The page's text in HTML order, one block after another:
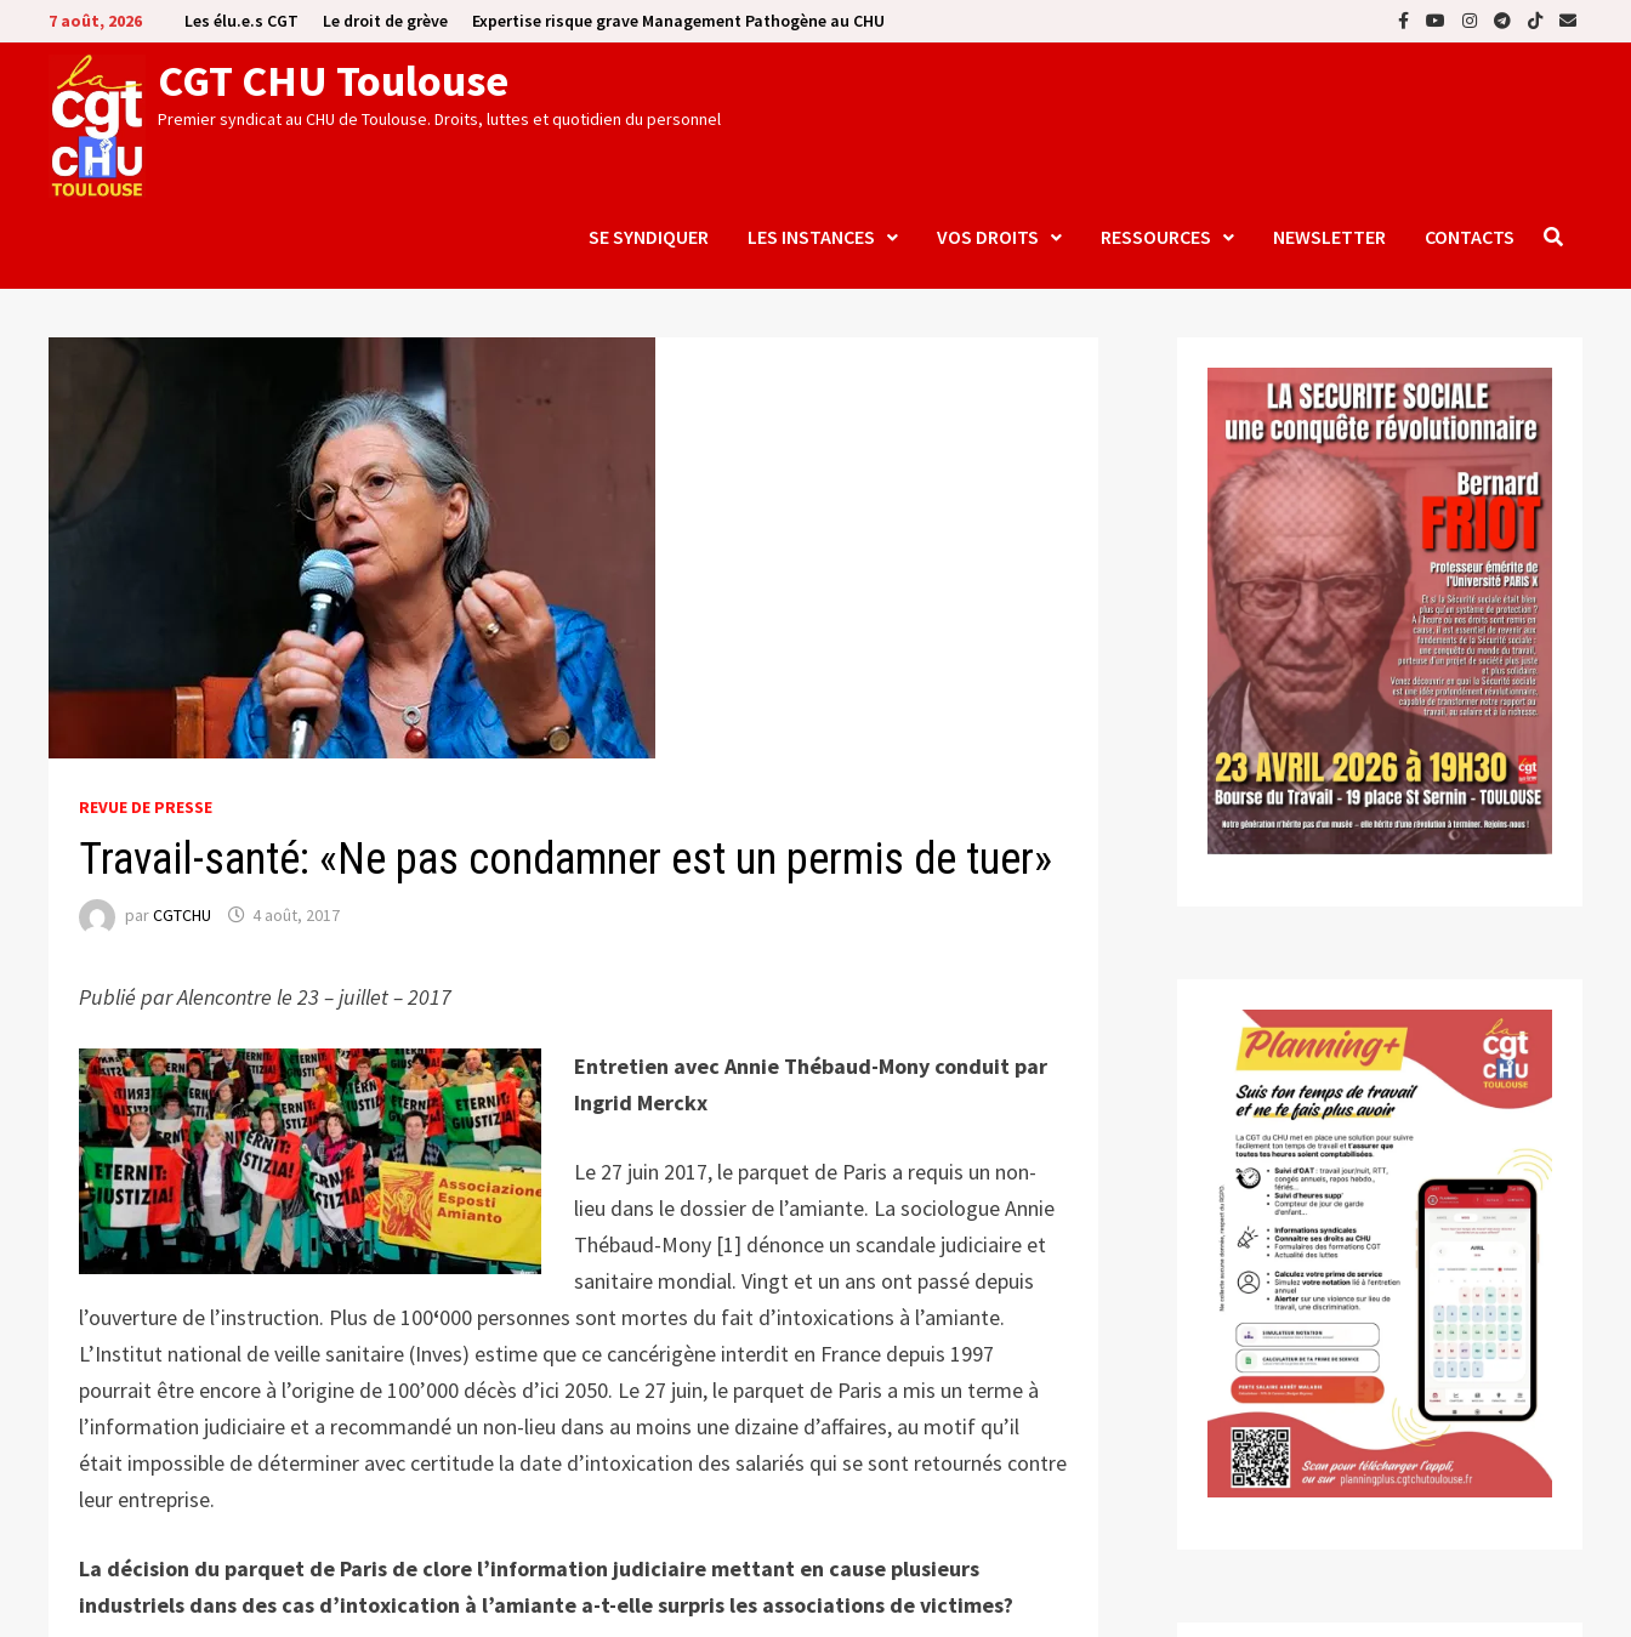
Passer
au
contenu
7 août, 2026 Les élu.e.s CGT Le droit de grève Expertise risque grave Management Pathogène au CHU
CGT CHU Toulouse
Premier syndicat au CHU de Toulouse. Droits, luttes et quotidien du personnel
SE SYNDIQUER LES INSTANCES VOS DROITS RESSOURCES NEWSLETTER CONTACTS
REVUE DE PRESSE
Travail-santé: «Ne pas condamner est un permis de tuer»
parCGTCHU 4 août, 2017
Publié par Alencontre le 23 – juillet – 2017
Entretien avec Annie Thébaud-Mony conduit par
Ingrid Merckx
Le 27 juin 2017, le parquet de Paris a requis un non-
lieu dans le dossier de l’amiante. La sociologue Annie
Thébaud-Mony [1] dénonce un scandale judiciaire et
sanitaire mondial. Vingt et un ans ont passé depuis
l’ouverture de l’instruction. Plus de 100‘000 personnes sont mortes du fait d’intoxications à l’amiante.
L’Institut national de veille sanitaire (Inves) estime que ce cancérigène interdit en France depuis 1997
pourrait être encore à l’origine de 100’000 décès d’ici 2050. Le 27 juin, le parquet de Paris a mis un terme à
l’information judiciaire et a recommandé un non-lieu dans au moins une dizaine d’affaires, au motif qu’il
était impossible de déterminer avec certitude la date d’intoxication des salariés qui se sont retournés contre
leur entreprise.
La décision du parquet de Paris de clore l’information judiciaire mettant en cause plusieurs
industriels dans des cas d’intoxication à l’amiante a-t-elle surpris les associations de victimes?